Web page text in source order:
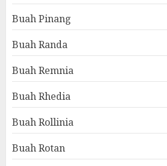
Buah Pinang
Buah Randa
Buah Remnia
Buah Rhedia
Buah Rollinia
Buah Rotan